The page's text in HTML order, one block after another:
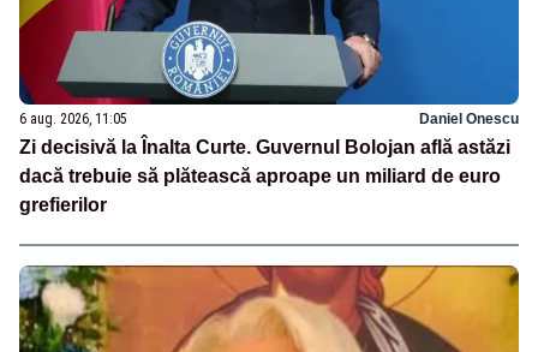
6 aug. 2026, 11:05 Daniel Onescu
Zi decisivă la Înalta Curte. Guvernul Bolojan află astăzi
dacă trebuie să plătească aproape un miliard de euro
grefierilor